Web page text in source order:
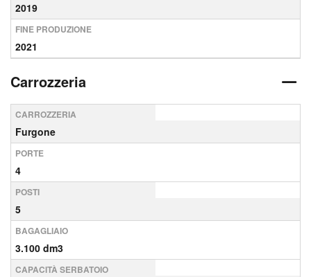
2019
FINE PRODUZIONE
2021
Carrozzeria
CARROZZERIA
Furgone
PORTE
4
POSTI
5
BAGAGLIAIO
3.100 dm3
CAPACITÀ SERBATOIO